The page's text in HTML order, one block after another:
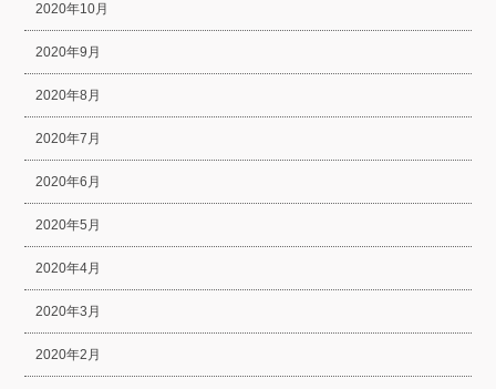
2020年10月
2020年9月
2020年8月
2020年7月
2020年6月
2020年5月
2020年4月
2020年3月
2020年2月